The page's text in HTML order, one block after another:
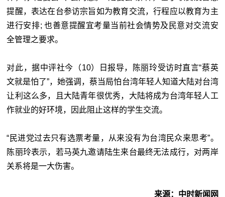
提醒，表达在台参访宗旨如为教育交流，行程应以教育为主
进行安排; 也善意提醒宜考量当前社会情势及民意对交流安
全管理之要求。
对此，据中评社今（10）日报导，陈丽玲受访时直言“蔡英
文就是怕了”，她强调，蔡当局怕台湾年轻人知道大陆对台湾
让利这么多，且大陆青年很优秀，大陆将成为台湾年轻人工
作就业的好环境，因此阻止这样的学生交流。
“民进党过去只有选票考量，从来没有为台湾民众来思考”。
陈丽玲表示，若马英九邀请陆生来台最终无法成行，对两岸
关系将是一大伤害。
来源：中时新闻网